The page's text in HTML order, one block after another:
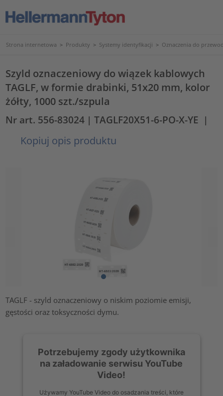
Strona internetowa > Produkty > Systemy identyfikacji > Oznaczenia do
Szyld oznaczeniowy do wiązek kablowych
TAGLF, w formie drabinki, 51x20 mm, kolor
żółty, 1000 szt./szpula
Nr art. 556-83024 | TAGLF20X51-6-PO-X-YE |
Kopiuj opis produktu
TAGLF - szyld oznaczeniowy o niskim poziomie emisji,
gęstości oraz toksyczności dymu.
Potrzebujemy zgody użytkownika
na załadowanie serwisu YouTube
Video!
Używamy YouTube Video do osadzania treści, które